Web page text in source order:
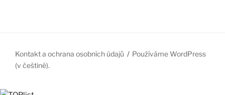
Kontakt a ochrana osobních údajů
Používáme WordPress
(v češtině).